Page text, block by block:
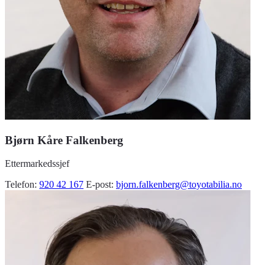
Bjørn Kåre Falkenberg
Ettermarkedssjef
Telefon: 920 42 167 E-post: bjorn.falkenberg@toyotabilia.no